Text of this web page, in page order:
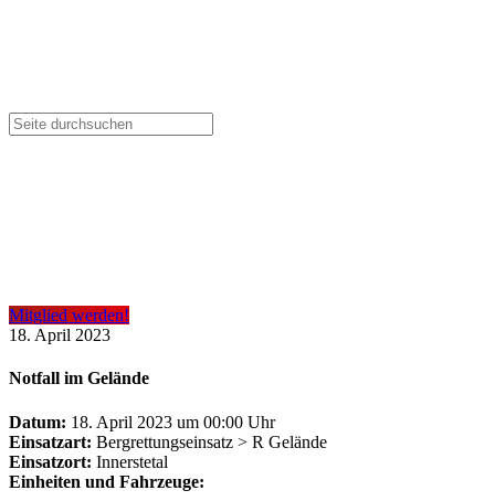
Mitglied werden!
18. April 2023
Notfall im Gelände
Datum: 18. April 2023 um 00:00 Uhr
Einsatzart: Bergrettungseinsatz > R Gelände
Einsatzort: Innerstetal
Einheiten und Fahrzeuge: